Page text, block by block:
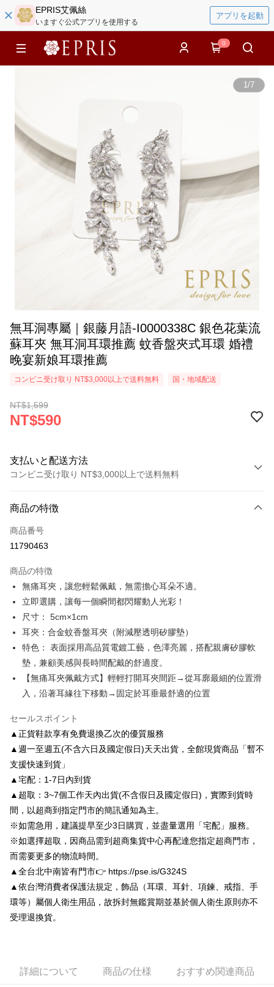
EPRIS艾佩絲
いますぐ公式アプリを使用する
アプリを起動
0
1/7
無耳洞專屬｜銀藤月語-I0000338C 銀色花葉流
蘇耳夾 無耳洞耳環推薦 蚊香盤夾式耳環 婚禮
晚宴新娘耳環推薦
コンビニ受け取り NT$3,000以上で送料無料 国・地域配送
NT$1,599
NT$590
支払いと配送方法
コンビニ受け取り NT$3,000以上で送料無料
クレジットカード1回払い
クレジットカード分割払い
合作金庫商業銀行
華南商業銀行
彰化商業銀行
上海商業儲蓄銀行
台北富邦商業銀行
国泰世華商業銀行
台湾中小企業銀行
台中商業銀行
聯邦商業銀行
遠東国際商業銀行
元大商業銀行
永豐商業銀行
玉山商業銀行
星展(台湾)商業銀行
台新國際商業銀行
中国信託商業銀行
6回払い、金利0、毎回
華南商業銀行
彰化商業銀行
上海商業儲蓄銀行
国泰世華商業銀行
兆豐國際商業銀行
台湾中小企業銀行
台中商業銀行
HSBC(台湾)商業銀行
華泰商業銀行
元大商業銀行
永豐商業銀行
玉山商業銀行
星展(台湾)商業銀行
台湾楽天クレジットカード会社
LINE Pay
Apple Pay
JKOPAY
Easy Wallet
Google Pay
説明
一、 AFTEE代金後払いについて
1.お支払い方法でAFTEE代金後払いを選択すると、携帯電話認証ウィンド
ウが表示されます。
3.注文するときのお支払いは不要です。商品はご指定の住所に配送されま
す。
4.ご注文が完了すると、携帯に支払い通知のSMSが届きます。アプリ会員
の場合は、AFTEE アプリプッシュ通知が届きます。
5.商品受け取り時のお支払いは不要です。商品を確かめてから、SMSまた
はアプリの通知に従って、4大コンビニ、またはATM/オンラインバンキン
代金納付期限は最短で 14 日以内ですので、ご注意ください。AFTEE アプ
リをダウンロードして AFTEE 会員になるとお支払い期限を最長 45 日以内
まで延長できます。
お支払期限は、ショップが請求した期日と、AFTEEで延長できる日数をも
ATM払い
配送方法
付款後全家取貨
配送毎にNT$80、NT$3,000以上で送料無料
付款後7-11取貨
配送毎にNT$80、NT$3,000以上で送料無料
宅配
配送毎にNT$80、NT$3,000以上で送料無料
離島宅配
商品の特徴
商品番号
11790463
商品の特徴
無痛耳夾，讓您輕鬆佩戴，無需擔心耳朵不適。
立即選購，讓每一個瞬間都閃耀動人光彩！
尺寸： 5cm×1cm
耳夾：合金蚊香盤耳夾（附減壓透明矽膠墊）
特色： 表面採用高品質電鍍工藝，色澤亮麗，搭配親膚矽膠軟
墊，兼顧美感與長時間配戴的舒適度。
【無痛耳夾佩戴方式】輕輕打開耳夾間距→從耳廓最細的位置滑
入，沿著耳緣往下移動→固定於耳垂最舒適的位置
セールスポイント
▲正貨鞋款享有免費退換乙次的優質服務
▲週一至週五(不含六日及國定假日)天天出貨，全館現貨商品「暫不
支援快速到貨」
▲宅配：1-7日內到貨
▲超取：3~7個工作天內出貨(不含假日及國定假日)，實際到貨時
間，以超商到指定門市的簡訊通知為主。
※如需急用，建議提早至少3日購買，並盡量選用「宅配」服務。
※如選擇超取，因商品需到超商集貨中心再配達您指定超商門市，
而需要更多的物流時間。
▲全台北中南皆有門市👉 https://pse.is/G324S
▲依台灣消費者保護法規定，飾品（耳環、耳針、項鍊、戒指、手
環等）屬個人衛生用品，故拆封無鑑賞期並基於個人衛生原則亦不
受理退換貨。
詳細について 商品の仕様 おすすめ関連商品